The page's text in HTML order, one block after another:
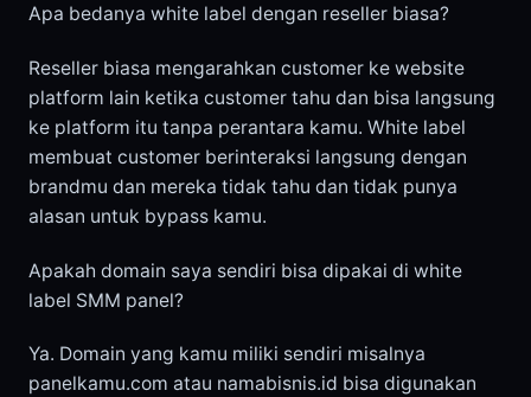
Apa bedanya white label dengan reseller biasa?
Reseller biasa mengarahkan customer ke website
platform lain ketika customer tahu dan bisa langsung
ke platform itu tanpa perantara kamu. White label
membuat customer berinteraksi langsung dengan
brandmu dan mereka tidak tahu dan tidak punya
alasan untuk bypass kamu.
Apakah domain saya sendiri bisa dipakai di white
label SMM panel?
Ya. Domain yang kamu miliki sendiri misalnya
panelkamu.com atau namabisnis.id bisa digunakan